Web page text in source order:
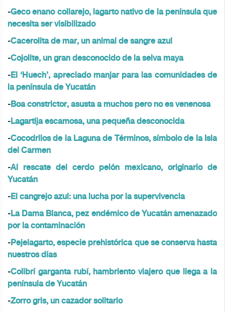
-Geco enano collarejo, lagarto nativo de la península que
necesita ser visibilizado
-Cacerolita de mar, un animal de sangre azul
-Cojolite, un gran desconocido de la selva maya
-El ‘Huech’, apreciado manjar para las comunidades de
la península de Yucatán
-Boa constrictor, asusta a muchos pero no es venenosa
-Lagartija escamosa, una pequeña desconocida
-Cocodrilos de la Laguna de Términos, símbolo de la Isla
del Carmen
-Al rescate del cerdo pelón mexicano, originario de
Yucatán
-El cangrejo azul: una lucha por la supervivencia
-La Dama Blanca, pez endémico de Yucatán amenazado
por la contaminación
-Pejelagarto, especie prehistórica que se conserva hasta
nuestros días
-Colibrí garganta rubí, hambriento viajero que llega a la
península de Yucatán
-Zorro gris, un cazador solitario